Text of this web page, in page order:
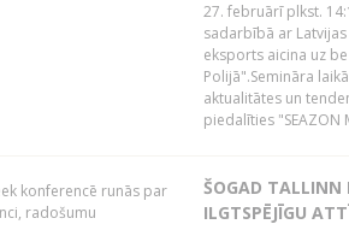
27. februārī plkst.
sadarbībā ar
eksports aicina uz
Polijā".Semināra
aktualitātes un
piedalīties "SEAZON
ŠOGAD TALLINN
ILGTSPĒJĪGU